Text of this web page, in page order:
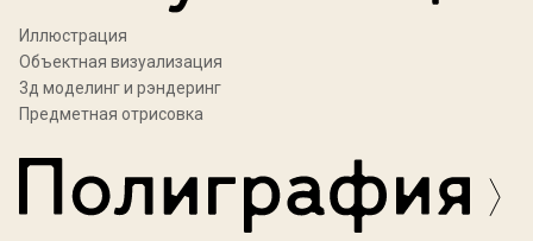
Иллюстрация
Объектная визуализация
3д моделинг и рэндеринг
Предметная отрисовка